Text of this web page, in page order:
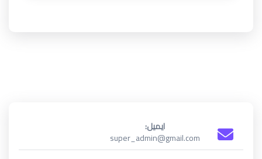
ايميل:
super_admin@gmail.com